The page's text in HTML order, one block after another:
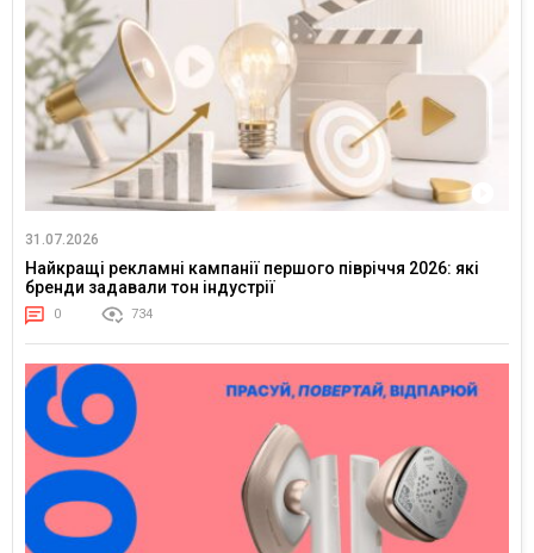
31.07.2026
Найкращі рекламні кампанії першого півріччя 2026: які
бренди задавали тон індустрії
0 734